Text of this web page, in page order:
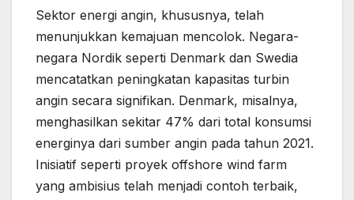
Sektor energi angin, khususnya, telah
menunjukkan kemajuan mencolok. Negara-
negara Nordik seperti Denmark dan Swedia
mencatatkan peningkatan kapasitas turbin
angin secara signifikan. Denmark, misalnya,
menghasilkan sekitar 47% dari total konsumsi
energinya dari sumber angin pada tahun 2021.
Inisiatif seperti proyek offshore wind farm
yang ambisius telah menjadi contoh terbaik,